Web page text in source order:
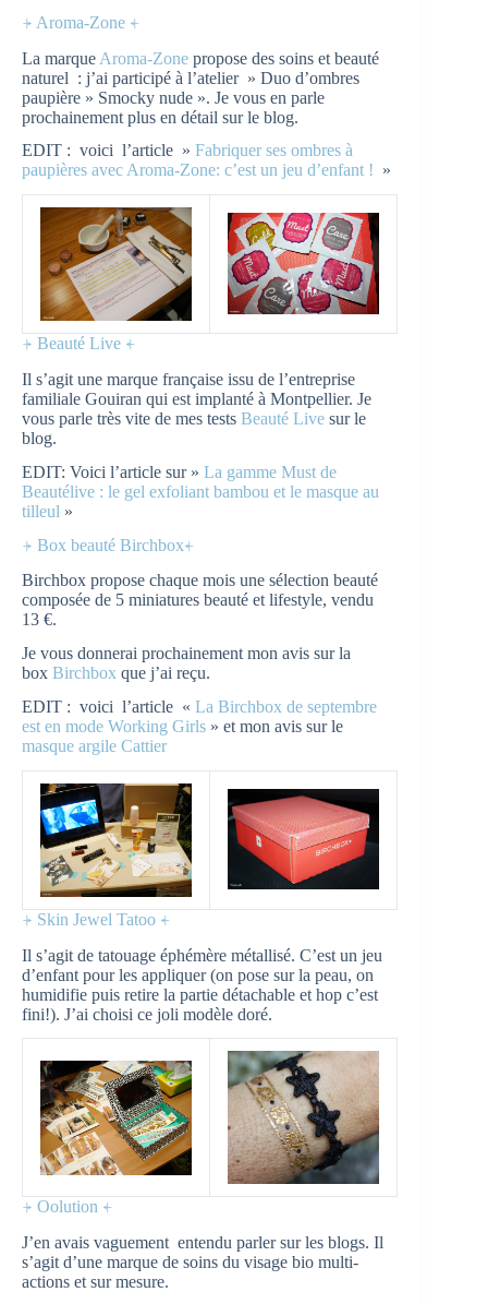
⍆ Aroma-Zone ⍅
La marque Aroma-Zone propose des soins et beauté
naturel : j’ai participé à l’atelier » Duo d’ombres
paupière » Smocky nude ». Je vous en parle
prochainement plus en détail sur le blog.
EDIT : voici l’article » Fabriquer ses ombres à
paupières avec Aroma-Zone: c’est un jeu d’enfant ! »
⍆ Beauté Live ⍅
Il s’agit une marque française issu de l’entreprise
familiale Gouiran qui est implanté à Montpellier. Je
vous parle très vite de mes tests Beauté Live sur le
blog.
EDIT: Voici l’article sur » La gamme Must de
Beautélive : le gel exfoliant bambou et le masque au
tilleul »
⍆ Box beauté Birchbox⍅
Birchbox propose chaque mois une sélection beauté
composée de 5 miniatures beauté et lifestyle, vendu
13 €.
Je vous donnerai prochainement mon avis sur la
box Birchbox que j’ai reçu.
EDIT : voici l’article « La Birchbox de septembre
est en mode Working Girls » et mon avis sur le
masque argile Cattier
⍆ Skin Jewel Tatoo ⍅
Il s’agit de tatouage éphémère métallisé. C’est un jeu
d’enfant pour les appliquer (on pose sur la peau, on
humidifie puis retire la partie détachable et hop c’est
fini!). J’ai choisi ce joli modèle doré.
⍆ Oolution ⍅
J’en avais vaguement entendu parler sur les blogs. Il
s’agit d’une marque de soins du visage bio multi-
actions et sur mesure.